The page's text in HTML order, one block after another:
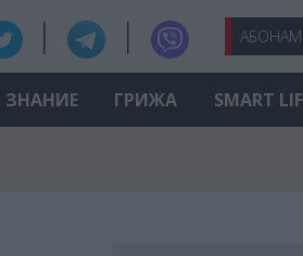
АБО
ЗНАНИЕ ГРИЖА SMART